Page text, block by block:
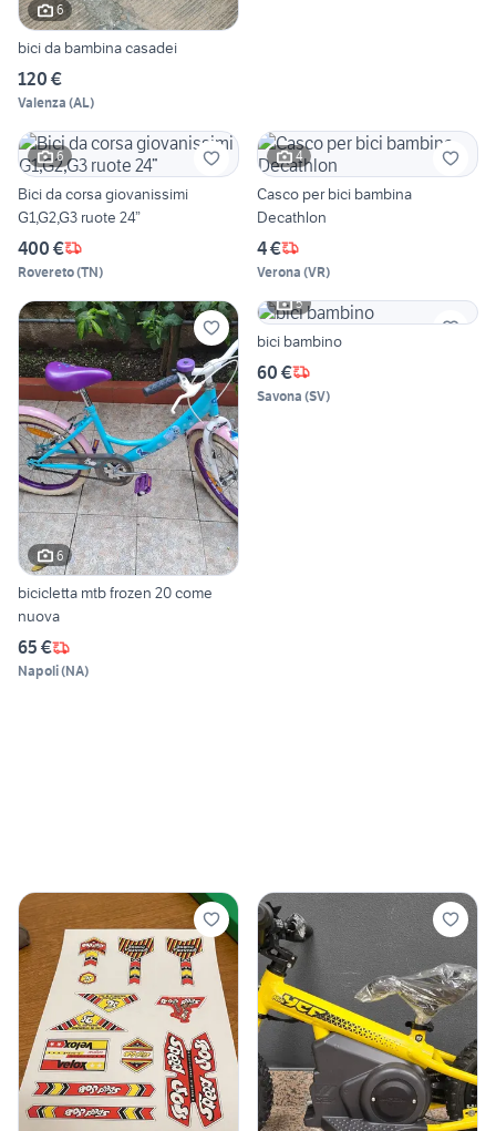
6
bici da bambina casadei
120 €
Valenza (AL)
6
Bici da corsa giovanissimi
G1,G2,G3 ruote 24”
400 €
Rovereto(TN)
4
Casco per bici bambina
Decathlon
4 €
Verona (VR)
6
bicicletta mtb frozen 20 come
nuova
65 €
Napoli(NA)
5
bici bambino
60 €
Savona (SV)